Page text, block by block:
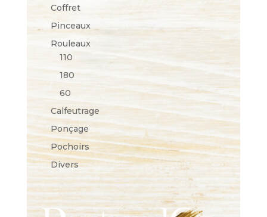
Coffret
Pinceaux
Rouleaux
110
180
60
Calfeutrage
Ponçage
Pochoirs
Divers